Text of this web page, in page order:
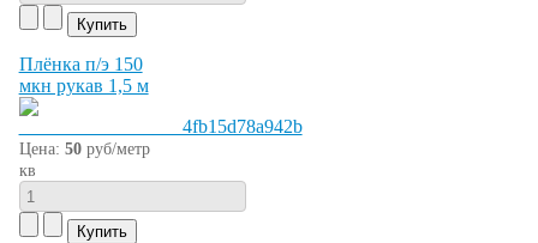
Плёнка п/э 150
мкн рукав 1,5 м
Цена: 50руб/метр
кв